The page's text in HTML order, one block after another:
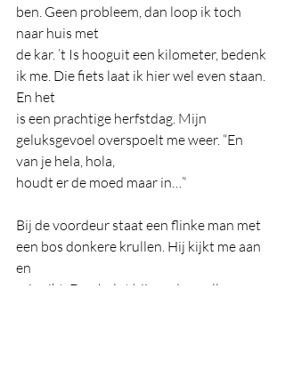
ben. Geen probleem, dan loop ik toch
naar huis met
de kar. ’t Is hooguit een kilometer, bedenk
ik me. Die fiets laat ik hier wel even staan.
En het
is een prachtige herfstdag. Mijn
geluksgevoel overspoelt me weer. “En
van je hela, hola,
houdt er de moed maar in…”
Bij de voordeur staat een flinke man met
een bos donkere krullen. Hij kijkt me aan
en
grinnikt. Dan helpt hij me de spullen naar